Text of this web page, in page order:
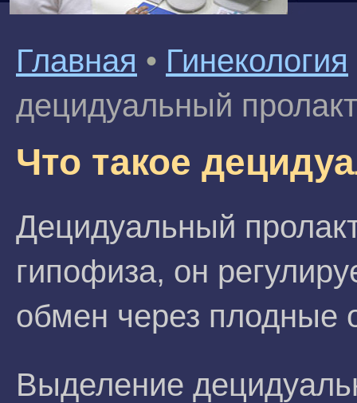
Главная • Гинекология
децидуальный
Что такое
Децидуальный
гипофиза, он
обмен через плодные
Выделение